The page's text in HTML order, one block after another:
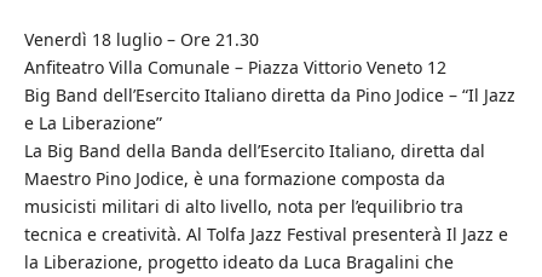
Venerdì 18 luglio – Ore 21.30
Anfiteatro Villa Comunale – Piazza Vittorio Veneto 12
Big Band dell’Esercito Italiano diretta da Pino Jodice – “Il Jazz
e La Liberazione”
La Big Band della Banda dell’Esercito Italiano, diretta dal
Maestro Pino Jodice, è una formazione composta da
musicisti militari di alto livello, nota per l’equilibrio tra
tecnica e creatività. Al Tolfa Jazz Festival presenterà Il Jazz e
la Liberazione, progetto ideato da Luca Bragalini che